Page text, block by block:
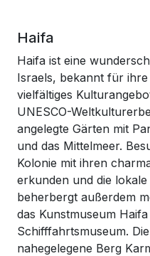
Haifa
Haifa ist eine
Israels, bekannt für
vielfältiges
UNESCO-
angelegte Gärten mit
und das Mittelmeer.
Kolonie mit ihren
erkunden und die
beherbergt außerdem
das Kunstmuseum
Schifffahrtsmuseum.
nahegelegene Berg